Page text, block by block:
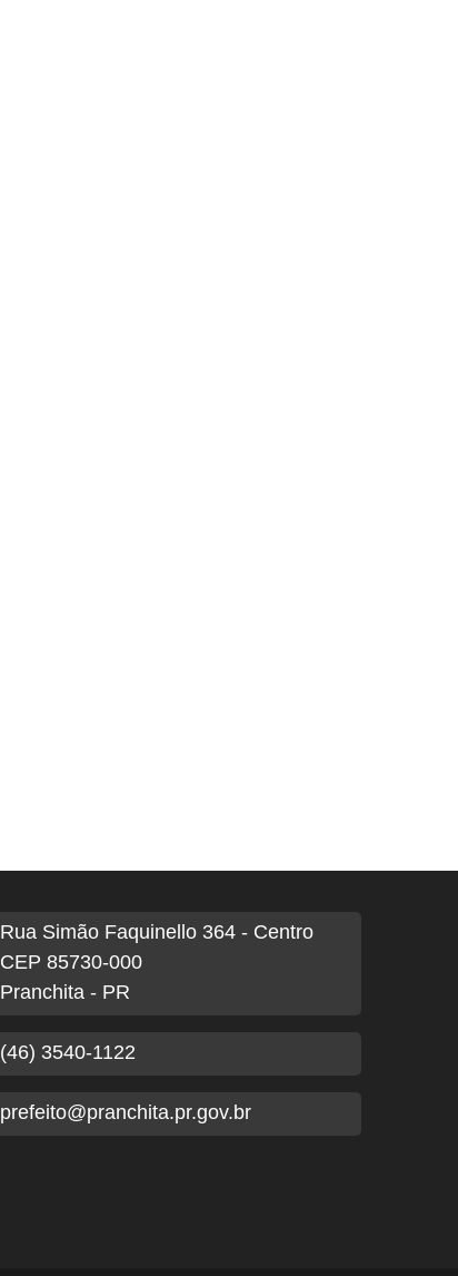
Rua Simão Faquinello 364 - Centro
CEP 85730-000
Pranchita - PR
(46) 3540-1122
prefeito@pranchita.pr.gov.br